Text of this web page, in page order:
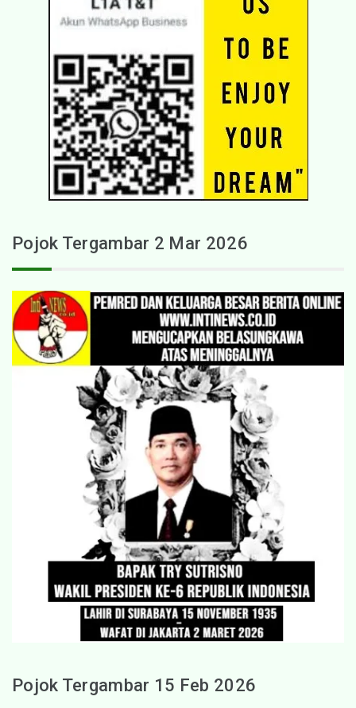
Pojok Tergambar 2 Mar 2026
Pojok Tergambar 15 Feb 2026